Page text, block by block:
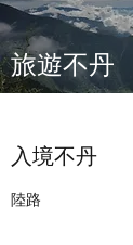
旅遊不丹
入境不丹
陸路